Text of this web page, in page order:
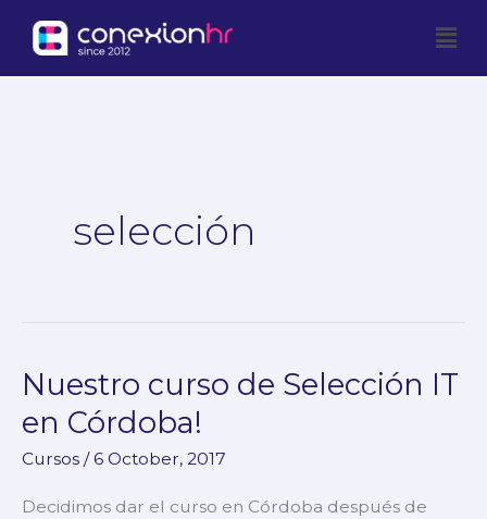
content
selección
Nuestro curso de Selección IT
en Córdoba!
Cursos /6 October, 2017
Decidimos dar el curso en Córdoba después de
Nuestro
de
Selección
IT